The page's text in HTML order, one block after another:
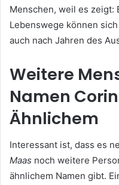
Menschen, weil es zeigt:
Lebenswege können
auch nach Jahren des
Weitere
Namen
Ähnlichem
Interessant ist, dass es
Maas noch weitere
ähnlichem Namen gibt.